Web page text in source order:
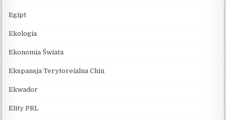
Egipt
Ekologia
Ekonomia Świata
Ekspansja Terytoreialna Chin
Ekwador
Elity PRL